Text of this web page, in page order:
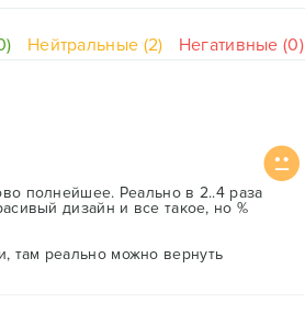
Нейтральные (2) Негативные (0)
полнейшее. Реально в 2..4 раза
дизайн и все такое, но %
там реально можно вернуть